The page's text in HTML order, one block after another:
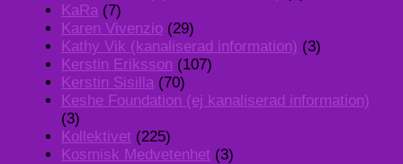
KaRa (7)
Karen Vivenzio (29)
Kathy Vik (kanaliserad information) (3)
Kerstin Eriksson (107)
Kerstin Sisilla (70)
Keshe Foundation (ej kanaliserad information)
(3)
Kollektivet (225)
Kosmisk Medvetenhet (3)